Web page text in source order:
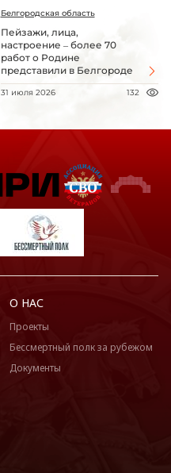
Белгородская область
Пейзажи, лица,
настроение – более 70
работ о Родине
представили в Белгороде
31 июля 2026 132
О НАС
Проекты
Бессмертный полк за рубежом
Документы